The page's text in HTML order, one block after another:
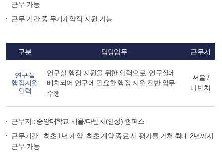
근무 가능
근무 기간 중 무기계약직 지원 가능
구분 담당업무 근무지
연구실
행정지원
인력
연구실 행정 지원을 위한 인력으로, 연구실에
배치되어 연구에 필요한 행정 지원 전반 업무
수행
서울 /
다빈치
근무지 : 중앙대학교 서울/다빈치(안성) 캠퍼스
근무기간 : 최초 1년 계약, 최초 계약 종료 시 평가를 거쳐 최대 2년까지
근무 가능